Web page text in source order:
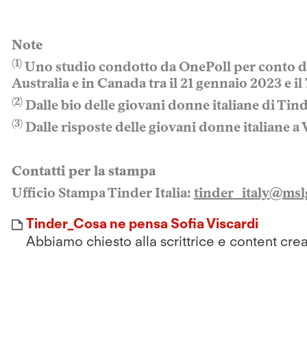
Note
(1) Uno studio condotto da OnePoll per conto
Australia e in Canada tra il 21 gennaio 2023 e
(2) Dalle bio delle giovani donne italiane di
(3) Dalle risposte delle giovani donne italiane a
Contatti per la stampa
Ufficio Stampa Tinder Italia:
Tinder_Cosa ne pensa Sofia Viscardi
Abbiamo chiesto alla scrittrice e content